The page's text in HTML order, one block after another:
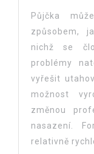
Půjčka
způsobem,
nichž se
problémy
vyřešit
možnost
změnou
nasazení.
relativně